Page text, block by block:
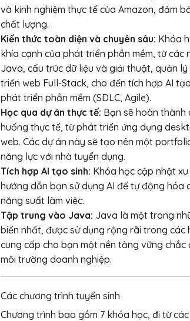
và kinh nghiệm thực tế của Amazon, đảm
chất lượng.
Kiến thức toàn diện và chuyên sâu: Khóa
khía cạnh của phát triển phần mềm, từ các
Java, cấu trúc dữ liệu và giải thuật, quản
triển web Full-Stack, cho đến tích hợp AI
phát triển phần mềm (SDLC, Agile).
Học qua dự án thực tế: Bạn sẽ hoàn thành
huống thực tế, từ phát triển ứng dụng
web. Các dự án này sẽ tạo nên một
năng lực với nhà tuyển dụng.
Tích hợp AI tạo sinh: Khóa học cập nhật
hướng dẫn bạn sử dụng AI để tự động hóa
năng suất làm việc.
Tập trung vào Java: Java là một trong
biến nhất, được sử dụng rộng rãi trong các
cung cấp cho bạn một nền tảng vững
môi trường doanh nghiệp.
Các chương trình tuyển sinh
Chương trình bao gồm 7 khóa học, đi từ